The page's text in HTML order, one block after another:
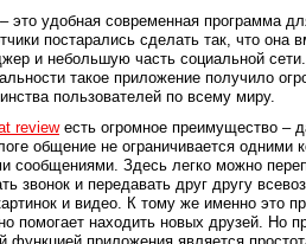
это удобная современная программа
постарались сделать так, что она
и небольшую часть социальной
такое приложение получило
пользователей по всему миру.
reviewесть огромное преимущество –
общение не ограничивается одними
сообщениями. Здесь легко можно
звонок и передавать друг другу
и видео. К тому же именно это
помогает находить новых друзей. Но